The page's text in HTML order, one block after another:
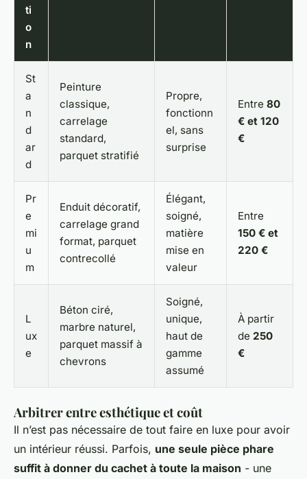
ti
o
n
St
a
n
d
ar
d
Peinture
classique,
carrelage
standard,
parquet stratifié
Propre,
fonctionn
el, sans
surprise
Entre 80
€ et 120
€
Pr
e
mi
u
m
Enduit décoratif,
carrelage grand
format, parquet
contrecollé
Élégant,
soigné,
matière
mise en
valeur
Entre
150 € et
220 €
L
ux
e
Béton ciré,
marbre naturel,
parquet massif à
chevrons
Soigné,
unique,
haut de
gamme
assumé
À partir
de 250
€
Arbitrer entre esthétique et coût
Il n’est pas nécessaire de tout faire en luxe pour avoir
un intérieur réussi. Parfois, une seule pièce phare
suffit à donner du cachet à toute la maison - une